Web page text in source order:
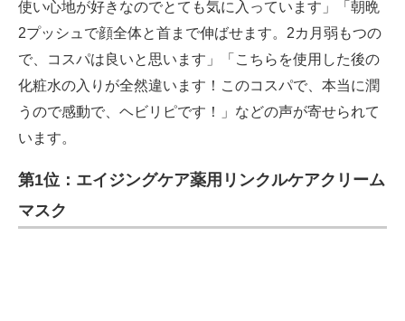
使い心地が好きなのでとても気に入っています」「朝晩
2プッシュで顔全体と首まで伸ばせます。2カ月弱もつの
で、コスパは良いと思います」「こちらを使用した後の
化粧水の入りが全然違います！このコスパで、本当に潤
うので感動で、ヘビリピです！」などの声が寄せられて
います。
第1位：エイジングケア薬用リンクルケアクリーム
マスク